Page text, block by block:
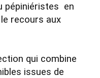
pépiniéristes  en
recours aux
qui combine
issues de